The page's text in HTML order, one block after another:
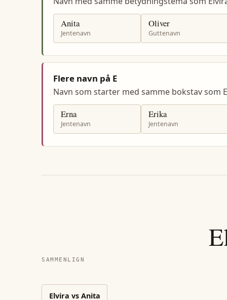
Anita
Jentenavn
Oliver
Guttenavn
Flere navn på E
Navn som starter med samme bokstav som
Erna
Jentenavn
Erika
Jentenavn
SAMMENLIGN
Elvira vs Anita